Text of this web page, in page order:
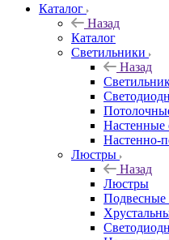
Каталог
Назад
Каталог
Светильники
Назад
Настенные
Настенно-
Люстры
Назад
Люстры